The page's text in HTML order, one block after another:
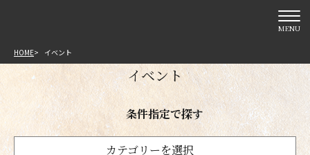
MENU
HOME イベント
イベント
条件指定で探す
カテゴリーを選択